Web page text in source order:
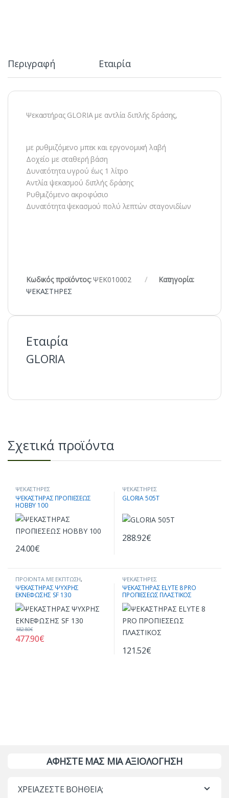
Περιγραφή Εταιρία
Ψεκαστήρας GLORIA με αντλία διπλής δράσης,
με ρυθμιζόμενο μπεκ και εργονομική λαβή
Δοχείο με σταθερή βάση
Δυνατότητα υγρού έως 1 λίτρο
Αντλία ψεκασμού διπλής δράσης
Ρυθμιζόμενο ακροφύσιο
Δυνατότητα ψεκασμού πολύ λεπτών σταγονιδίων
Κωδικός προϊόντος:ΨΕΚ010002
Κατηγορία:
ΨΕΚΑΣΤΗΡΕΣ
Εταιρία
GLORIA
Σχετικά προϊόντα
ΨΕΚΑΣΤΗΡΕΣ
ΨΕΚΑΣΤΗΡΑΣ ΠΡΟΠΙΕΣΕΩΣ
HOBBY 100
24.00€
ΨΕΚΑΣΤΗΡΕΣ
GLORIA 505Τ
288.92€
ΠΡΟΪΟΝΤΑ ΜΕ ΕΚΠΤΩΣΗ,
ΨΕΚΑΣΤΗΡΕΣ
ΨΕΚΑΣΤΗΡΑΣ ΨΥΧΡΗΣ
ΕΚΝΕΦΩΣΗΣ SF 130
477.90€
582.80€
ΨΕΚΑΣΤΗΡΕΣ
ΨΕΚΑΣΤΗΡΑΣ ELYTE 8 PRO
ΠΡΟΠΙΕΣΕΩΣ ΠΛΑΣΤΙΚΟΣ
121.52€
ΑΦΗΣΤΕ ΜΑΣ ΜΙΑ ΑΞΙΟΛΟΓΗΣΗ
ΧΡΕΙΑΖΕΣΤΕ ΒΟΗΘΕΙΑ;